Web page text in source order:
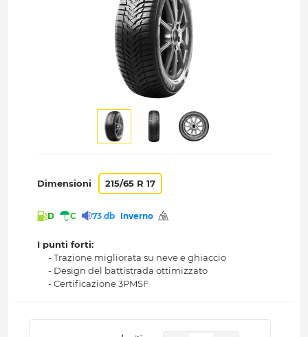
Dimensioni 215/65 R 17
D C 73 db Inverno
I punti forti:
- Trazione migliorata su neve e ghiaccio
- Design del battistrada ottimizzato
- Certificazione 3PMSF